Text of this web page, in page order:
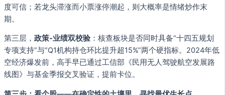
度可信；若龙头滞涨而小票涨停潮起，则大概率是情绪炒作末
期。
第三层， 政策-业绩双校验：核查板块是否同时具备“十四五规划
专项支持”与“Q1机构持仓环比提升超15%”两个硬指标。2024年低
空经济爆发前，高手早已通过工信部《民用无人驾驶航空发展路
线图》与基金季报交叉验证，提前卡位。